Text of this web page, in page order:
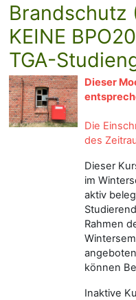
Brandschutz
KEINE
TGA-
Dieser
Die
des
Dieser
im
aktiv
Rahmen
können
Inaktive